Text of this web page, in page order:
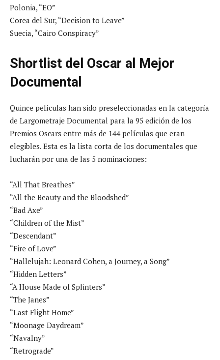
Polonia, “EO”
Corea del Sur, “Decision to Leave”
Suecia, “Cairo Conspiracy”
Shortlist del Oscar al Mejor
Documental
Quince películas han sido preseleccionadas en la categoría
de Largometraje Documental para la 95 edición de los
Premios Oscars entre más de 144 películas que eran
elegibles. Esta es la lista corta de los documentales que
lucharán por una de las 5 nominaciones:
“All That Breathes”
“All the Beauty and the Bloodshed”
“Bad Axe”
“Children of the Mist”
“Descendant”
“Fire of Love”
“Hallelujah: Leonard Cohen, a Journey, a Song”
“Hidden Letters”
“A House Made of Splinters”
“The Janes”
“Last Flight Home”
“Moonage Daydream”
“Navalny”
“Retrograde”